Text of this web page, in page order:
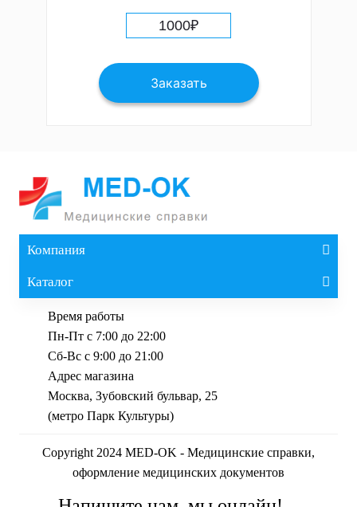
1000₽
Заказать
Компания
Каталог
Время работы
Пн-Пт с 7:00 до 22:00
Сб-Вс с 9:00 до 21:00
Адрес магазина
Москва, Зубовский бульвар, 25
(метро Парк Культуры)
Copyright 2024 MED-OK - Медицинские справки,
оформление медицинских документов